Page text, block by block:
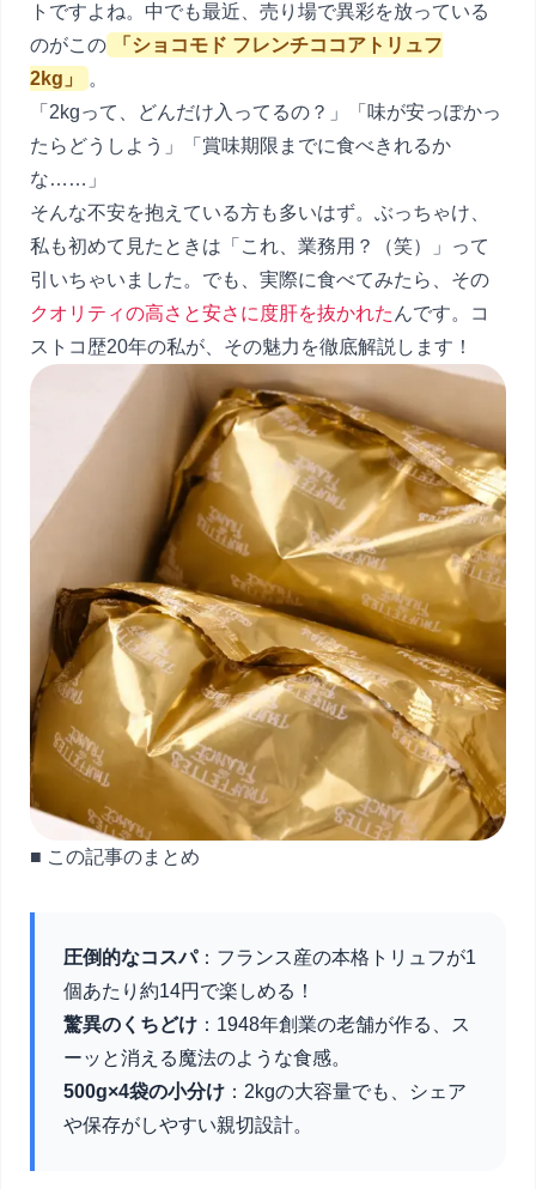
トですよね。中でも最近、売り場で異彩を放っている
のがこの
「ショコモド フレンチココアトリュフ
2kg」
。
「2kgって、どんだけ入ってるの？」「味が安っぽかっ
たらどうしよう」「賞味期限までに食べきれるか
な……」
そんな不安を抱えている方も多いはず。ぶっちゃけ、
私も初めて見たときは「これ、業務用？（笑）」って
引いちゃいました。でも、実際に食べてみたら、その
クオリティの高さと安さに度肝を抜かれた んです。コ
ストコ歴20年の私が、その魅力を徹底解説します！
■ この記事のまとめ
圧倒的なコスパ：フランス産の本格トリュフが1
個あたり約14円で楽しめる！
驚異のくちどけ ：1948年創業の老舗が作る、ス
ーッと消える魔法のような食感。
500g×4袋の小分け ：2kgの大容量でも、シェア
や保存がしやすい親切設計。